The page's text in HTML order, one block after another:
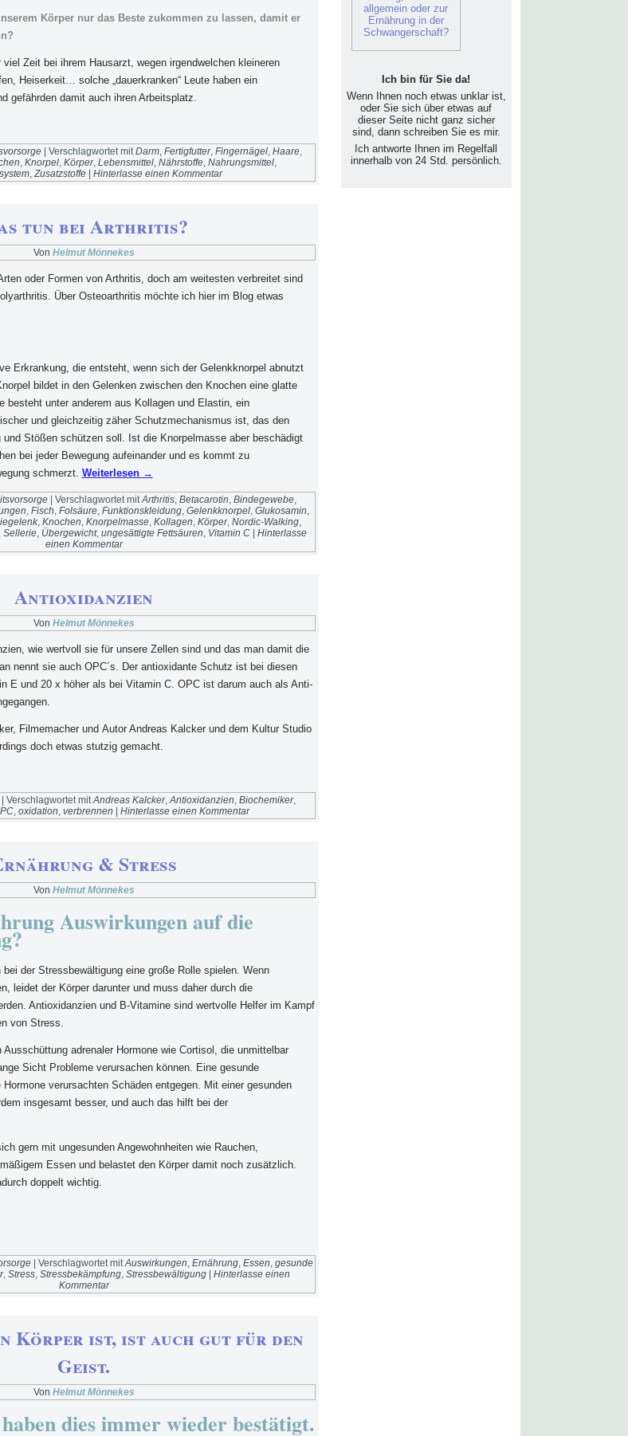
Körper nur das Beste zukommen zu lassen, damit er
Zeit bei ihrem Hausarzt, wegen irgendwelchen kleineren
Heiserkeit… solche „dauerkranken“ Leute haben ein
gefährden damit auch ihren Arbeitsplatz.
Verschlagwortet mit Darm, Fertigfutter, Fingernägel, Haare,
, Knorpel, Körper, Lebensmittel, Nährstoffe, Nahrungsmittel,
,Zusatzstoffe| Hinterlasse einen Kommentar
tun bei Arthritis?
Von Helmut Mönnekes
oder Formen von Arthritis, doch am weitesten verbreitet sind
Über Osteoarthritis möchte ich hier im Blog etwas
Erkrankung, die entsteht, wenn sich der Gelenkknorpel abnutzt
bildet in den Gelenken zwischen den Knochen eine glatte
besteht unter anderem aus Kollagen und Elastin, ein
und gleichzeitig zäher Schutzmechanismus ist, das den
und Stößen schützen soll. Ist die Knorpelmasse aber beschädigt
bei jeder Bewegung aufeinander und es kommt zu
schmerzt. Weiterlesen →
| Verschlagwortet mit Arthritis, Betacarotin, Bindegewebe,
, Fisch, Folsäure, Funktionskleidung, Gelenkknorpel, Glukosamin,
, Knochen, Knorpelmasse, Kollagen, Körper, Nordic-Walking,
, Sellerie, Übergewicht, ungesättigte Fettsäuren, Vitamin C
Hinterlasse
einen Kommentar
Antioxidanzien
Von Helmut Mönnekes
wie wertvoll sie für unsere Zellen sind und das man damit die
nennt sie auch OPC´s. Der antioxidante Schutz ist bei diesen
E und 20 x höher als bei Vitamin C. OPC ist darum auch als Anti-
Filmemacher und Autor Andreas Kalcker und dem Kultur Studio
doch etwas stutzig gemacht.
Verschlagwortet mit Andreas Kalcker,Antioxidanzien, Biochemiker,
, oxidation, verbrennen Hinterlasse einen Kommentar
& Stress
Von Helmut Mönnekes
Auswirkungen auf die
bei der Stressbewältigung eine große Rolle spielen. Wenn
leidet der Körper darunter und muss daher durch die
Antioxidanzien und B-Vitamine sind wertvolle Helfer im Kampf
von Stress.
adrenaler Hormone wie Cortisol, die unmittelbar
Sicht Probleme verursachen können. Eine gesunde
verursachten Schäden entgegen. Mit einer gesunden
insgesamt besser, und auch das hilft bei der
gern mit ungesunden Angewohnheiten wie Rauchen,
Essen und belastet den Körper damit noch zusätzlich.
doppelt wichtig.
| Verschlagwortet mit Auswirkungen, Ernährung, Essen, gesunde
, Stress, Stressbekämpfung, Stressbewältigung
Hinterlasse einen
Kommentar
Körper ist, ist auch gut für den
Geist.
Von Helmut Mönnekes
dies immer wieder bestätigt.
Ich bin für Sie da!
Wenn Ihnen noch etwas unklar ist,
oder Sie sich über etwas auf
dieser Seite nicht ganz sicher
sind, dann schreiben Sie es mir.
Ich antworte Ihnen im Regelfall
innerhalb von 24 Std. persönlich.